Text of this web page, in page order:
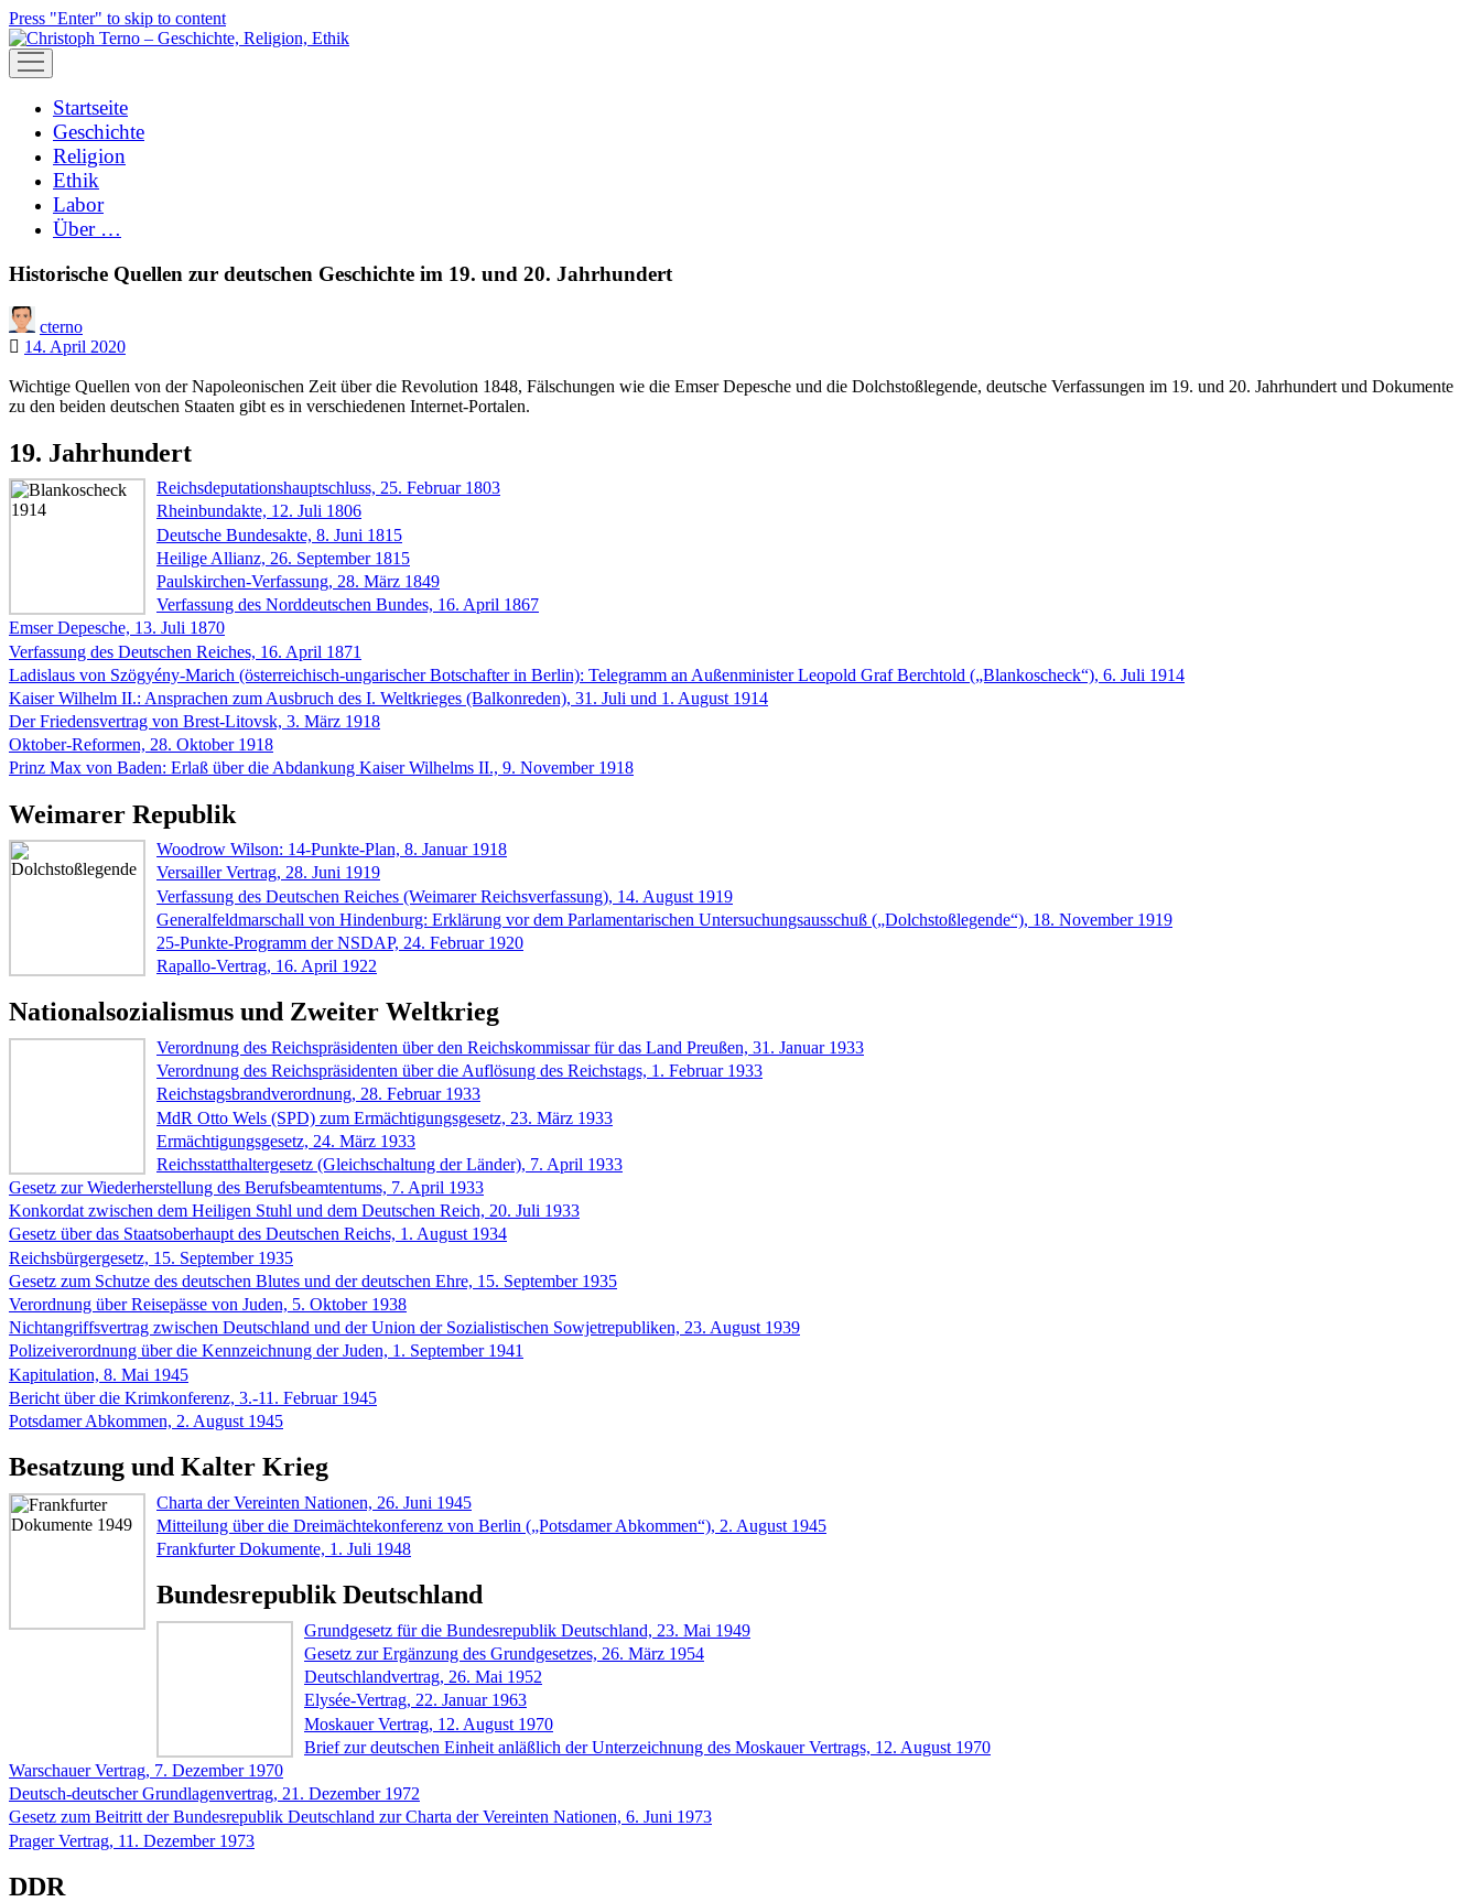
Press "Enter" to skip to content
open
menu
Startseite
Geschichte
Religion
Ethik
Labor
Über …
Historische Quellen zur deutschen Geschichte im 19. und 20. Jahrhundert
cterno
14. April 2020
Wichtige Quellen von der Napoleonischen Zeit über die Revolution 1848, Fälschungen wie die Emser Depesche und die Dolchstoßlegende, deutsche Verfassungen im 19. und 20. Jahrhundert und Dokumente
zu den beiden deutschen Staaten gibt es in verschiedenen Internet-Portalen.
19. Jahrhundert
Reichsdeputationshauptschluss, 25. Februar 1803
Rheinbundakte, 12. Juli 1806
Deutsche Bundesakte, 8. Juni 1815
Heilige Allianz, 26. September 1815
Paulskirchen-Verfassung, 28. März 1849
Verfassung des Norddeutschen Bundes, 16. April 1867
Emser Depesche, 13. Juli 1870
Verfassung des Deutschen Reiches, 16. April 1871
Ladislaus von Szögyény-Marich (österreichisch-ungarischer Botschafter in Berlin): Telegramm an Außenminister Leopold Graf Berchtold („Blankoscheck“), 6. Juli 1914
Kaiser Wilhelm II.: Ansprachen zum Ausbruch des I. Weltkrieges (Balkonreden), 31. Juli und 1. August 1914
Der Friedensvertrag von Brest-Litovsk, 3. März 1918
Oktober-Reformen, 28. Oktober 1918
Prinz Max von Baden: Erlaß über die Abdankung Kaiser Wilhelms II., 9. November 1918
Weimarer Republik
Woodrow Wilson: 14-Punkte-Plan, 8. Januar 1918
Versailler Vertrag, 28. Juni 1919
Verfassung des Deutschen Reiches (Weimarer Reichsverfassung), 14. August 1919
Generalfeldmarschall von Hindenburg: Erklärung vor dem Parlamentarischen Untersuchungsausschuß („Dolchstoßlegende“), 18. November 1919
25-Punkte-Programm der NSDAP, 24. Februar 1920
Rapallo-Vertrag, 16. April 1922
Nationalsozialismus und Zweiter Weltkrieg
Verordnung des Reichspräsidenten über den Reichskommissar für das Land Preußen, 31. Januar 1933
Verordnung des Reichspräsidenten über die Auflösung des Reichstags, 1. Februar 1933
Reichstagsbrandverordnung, 28. Februar 1933
MdR Otto Wels (SPD) zum Ermächtigungsgesetz, 23. März 1933
Ermächtigungsgesetz, 24. März 1933
Reichsstatthaltergesetz (Gleichschaltung der Länder), 7. April 1933
Gesetz zur Wiederherstellung des Berufsbeamtentums, 7. April 1933
Konkordat zwischen dem Heiligen Stuhl und dem Deutschen Reich, 20. Juli 1933
Gesetz über das Staatsoberhaupt des Deutschen Reichs, 1. August 1934
Reichsbürgergesetz, 15. September 1935
Gesetz zum Schutze des deutschen Blutes und der deutschen Ehre, 15. September 1935
Verordnung über Reisepässe von Juden, 5. Oktober 1938
Nichtangriffsvertrag zwischen Deutschland und der Union der Sozialistischen Sowjetrepubliken, 23. August 1939
Polizeiverordnung über die Kennzeichnung der Juden, 1. September 1941
Kapitulation, 8. Mai 1945
Bericht über die Krimkonferenz, 3.-11. Februar 1945
Potsdamer Abkommen, 2. August 1945
Besatzung und Kalter Krieg
Charta der Vereinten Nationen, 26. Juni 1945
Mitteilung über die Dreimächtekonferenz von Berlin („Potsdamer Abkommen“), 2. August 1945
Frankfurter Dokumente, 1. Juli 1948
Bundesrepublik Deutschland
Grundgesetz für die Bundesrepublik Deutschland, 23. Mai 1949
Gesetz zur Ergänzung des Grundgesetzes, 26. März 1954
Deutschlandvertrag, 26. Mai 1952
Elysée-Vertrag, 22. Januar 1963
Moskauer Vertrag, 12. August 1970
Brief zur deutschen Einheit anläßlich der Unterzeichnung des Moskauer Vertrags, 12. August 1970
Warschauer Vertrag, 7. Dezember 1970
Deutsch-deutscher Grundlagenvertrag, 21. Dezember 1972
Gesetz zum Beitritt der Bundesrepublik Deutschland zur Charta der Vereinten Nationen, 6. Juni 1973
Prager Vertrag, 11. Dezember 1973
DDR